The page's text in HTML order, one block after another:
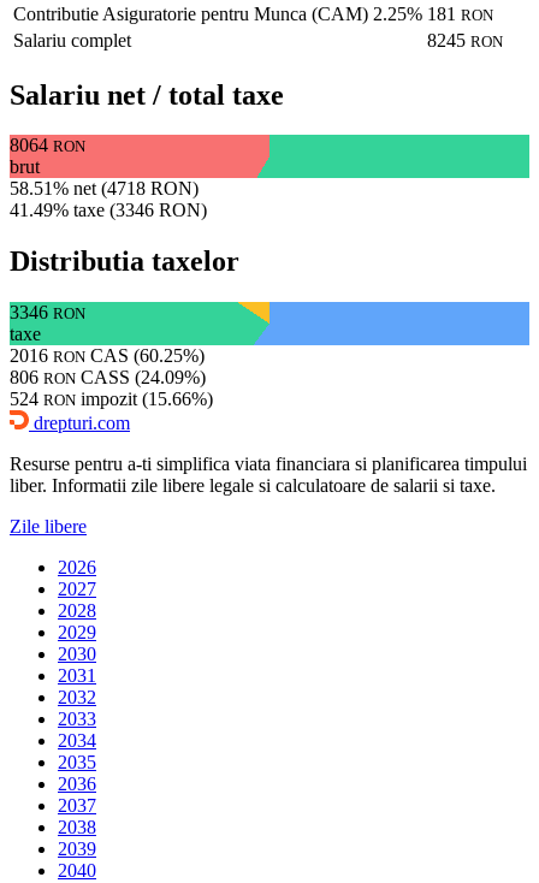
Contributie Asiguratorie pentru Munca (CAM) 2.25% 181 RON
Salariu complet 8245 RON
Salariu net / total taxe
8064 RON
brut
58.51% net (4718 RON)
41.49% taxe (3346 RON)
Distributia taxelor
3346 RON
taxe
2016 RON CAS (60.25%)
806 RON CASS (24.09%)
524 RON impozit (15.66%)
drepturi.com
Resurse pentru a-ti simplifica viata financiara si planificarea timpului
liber. Informatii zile libere legale si calculatoare de salarii si taxe.
Zile libere
2026
2027
2028
2029
2030
2031
2032
2033
2034
2035
2036
2037
2038
2039
2040